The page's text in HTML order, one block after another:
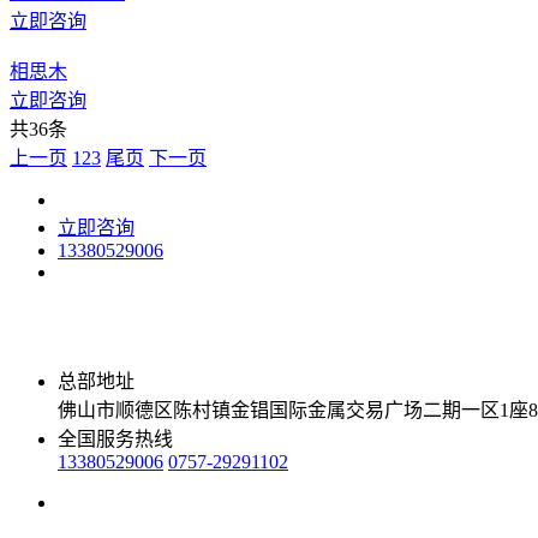
立即咨询
相思木
立即咨询
共36条
上一页 1 23 尾页 下一页
立即咨询
13380529006
总部地址
佛山市顺德区陈村镇金锠国际金属交易广场二期一区1座
全国服务热线
13380529006 0757-29291102